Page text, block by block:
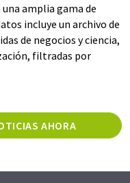
amplia gama de
incluye un archivo de
de negocios y ciencia,
filtradas por
AHORA